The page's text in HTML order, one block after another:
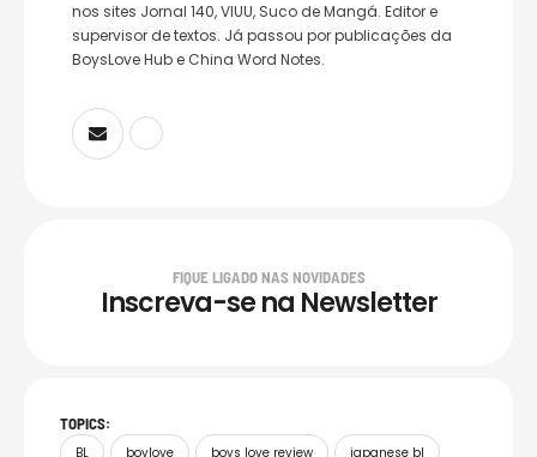
nos sites Jornal 140, VIUU, Suco de Mangá. Editor e
supervisor de textos. Já passou por publicações da
BoysLove Hub e China Word Notes.
FIQUE LIGADO NAS NOVIDADES
Inscreva-se na Newsletter
TOPICS:
BL boylove boys love review japanese bl